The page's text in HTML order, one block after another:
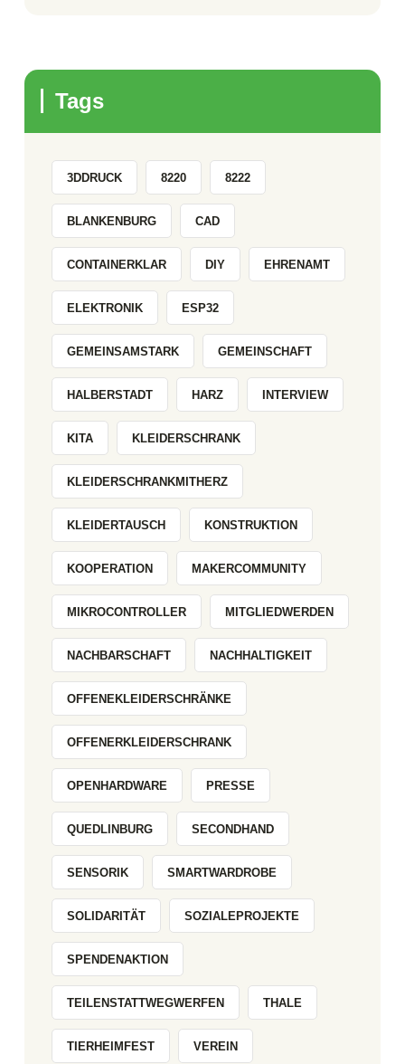
Tags
3DDRUCK 8220 8222
BLANKENBURG CAD
CONTAINERKLAR DIY EHRENAMT
ELEKTRONIK ESP32
GEMEINSAMSTARK GEMEINSCHAFT
HALBERSTADT HARZ INTERVIEW
KITA KLEIDERSCHRANK
KLEIDERSCHRANKMITHERZ
KLEIDERTAUSCH KONSTRUKTION
KOOPERATION MAKERCOMMUNITY
MIKROCONTROLLER MITGLIEDWERDEN
NACHBARSCHAFT NACHHALTIGKEIT
OFFENEKLEIDERSCHRÄNKE
OFFENERKLEIDERSCHRANK
OPENHARDWARE PRESSE
QUEDLINBURG SECONDHAND
SENSORIK SMARTWARDROBE
SOLIDARITÄT SOZIALEPROJEKTE
SPENDENAKTION
TEILENSTATTWEGWERFEN THALE
TIERHEIMFEST VEREIN